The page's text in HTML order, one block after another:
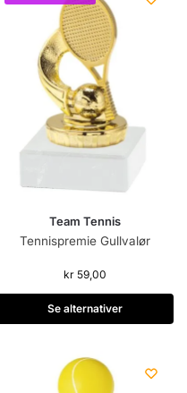
Team Tennis
Tennispremie Gullvalør
kr59,00
Se alternativer